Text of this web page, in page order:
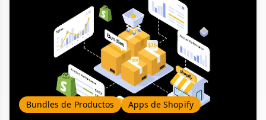
Bundles de Productos Apps de Shopify